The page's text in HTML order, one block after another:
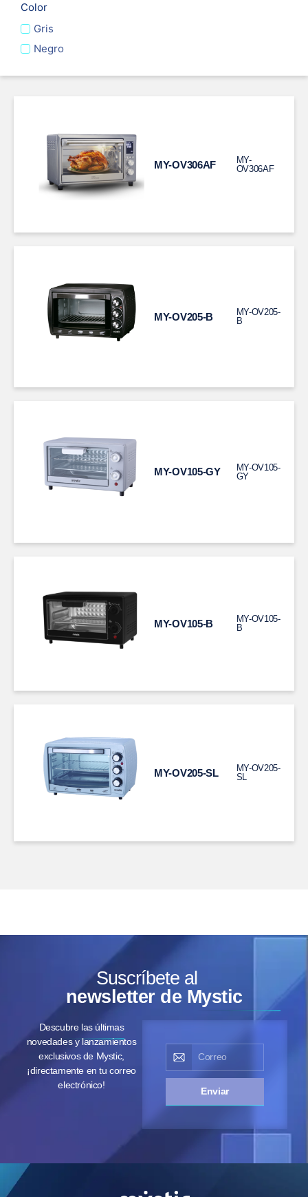
Color
Gris
Negro
MY-OV306AF
MY-
OV306AF
MY-OV205-B
MY-OV205-
B
MY-OV105-GY
MY-OV105-
GY
MY-OV105-B
MY-OV105-
B
MY-OV205-SL
MY-OV205-
SL
Suscríbete al
newsletter de Mystic
Descubre las últimas
novedades y lanzamientos
exclusivos de Mystic,
¡directamente en tu correo
electrónico!
Enviar